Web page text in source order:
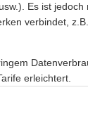
Es ist jedoch
verbindet,
erleichtert.